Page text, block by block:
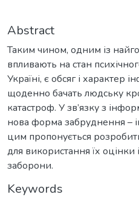
Abstract
Таким чином, одним із
впливають на стан
Україні, є обсяг і характер
щоденно бачать людську
катастроф. У зв’язку з
нова форма забруднення –
цим пропонується
для використання їх оцінки
заборони.
Keywords